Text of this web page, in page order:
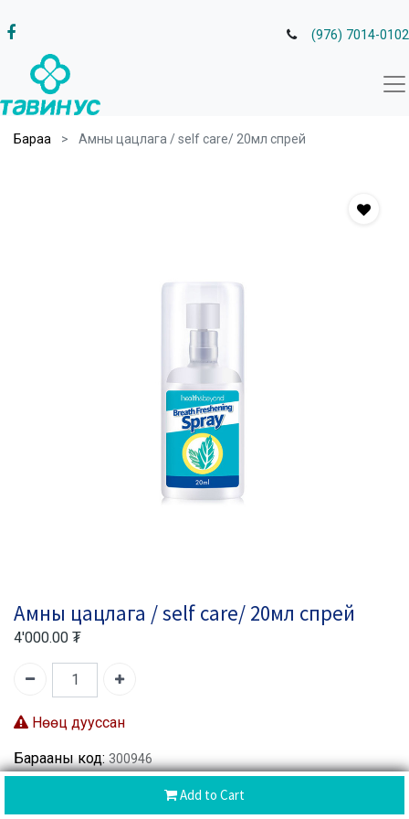
(976) 7014-0102
Бараа Амны цацлага / self care/ 20мл спрей
Add to Cart
Амны цацлага / self care/ 20мл спрей
4'000.00 ₮
Нөөц дууссан
Барааны код: 300946